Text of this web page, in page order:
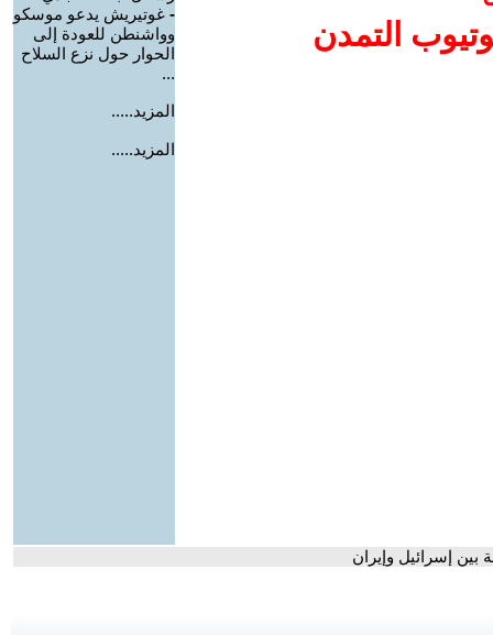
التمدن
- غوتيريش يدعو موسكو
وواشنطن للعودة إلى
الحوار حول نزع السلاح
...
المزيد.....
المزيد.....
إسرائيل وإيران